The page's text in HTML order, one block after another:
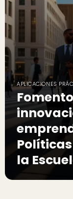
APLICACIONES
la